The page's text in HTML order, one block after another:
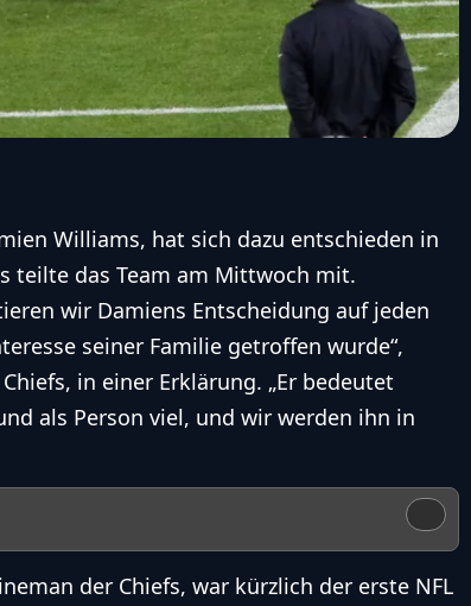
Williams, hat sich dazu entschieden in
teilte das Team am Mittwoch mit.
wir Damiens Entscheidung auf jeden
seiner Familie getroffen wurde“,
in einer Erklärung. „Er bedeutet
als Person viel, und wir werden ihn in
der Chiefs, war kürzlich der erste NFL